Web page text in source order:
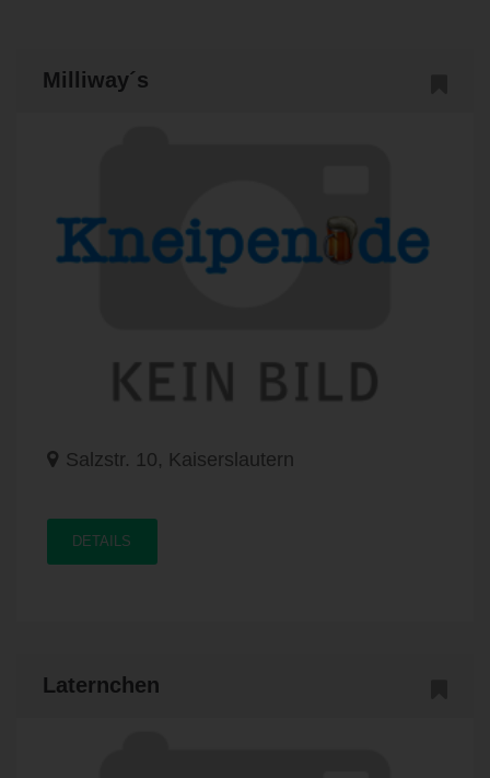
Milliway´s
Salzstr. 10, Kaiserslautern
DETAILS
Laternchen